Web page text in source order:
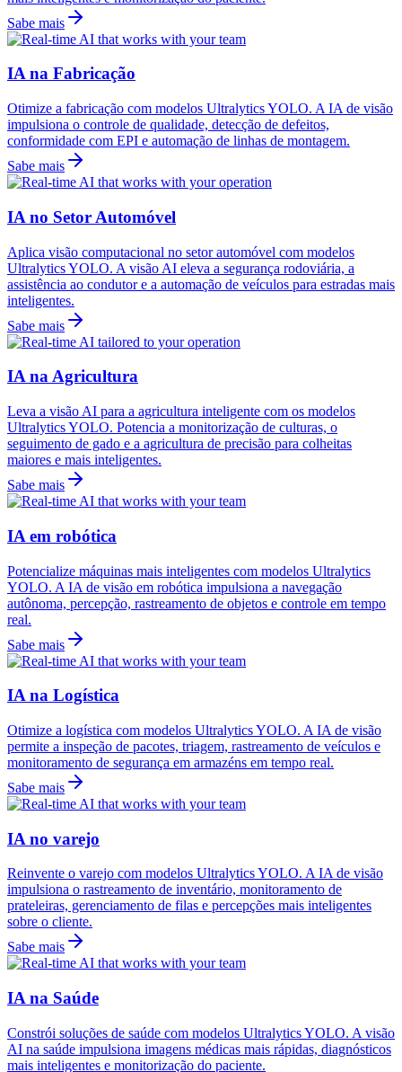
Sabe mais
IA na Fabricação
Otimize a fabricação com modelos Ultralytics YOLO. A IA de visão
impulsiona o controle de qualidade, detecção de defeitos,
conformidade com EPI e automação de linhas de montagem.
Sabe mais
IA no Setor Automóvel
Aplica visão computacional no setor automóvel com modelos
Ultralytics YOLO. A visão AI eleva a segurança rodoviária, a
assistência ao condutor e a automação de veículos para estradas mais
inteligentes.
Sabe mais
IA na Agricultura
Leva a visão AI para a agricultura inteligente com os modelos
Ultralytics YOLO. Potencia a monitorização de culturas, o
seguimento de gado e a agricultura de precisão para colheitas
maiores e mais inteligentes.
Sabe mais
IA em robótica
Potencialize máquinas mais inteligentes com modelos Ultralytics
YOLO. A IA de visão em robótica impulsiona a navegação
autônoma, percepção, rastreamento de objetos e controle em tempo
real.
Sabe mais
IA na Logística
Otimize a logística com modelos Ultralytics YOLO. A IA de visão
permite a inspeção de pacotes, triagem, rastreamento de veículos e
monitoramento de segurança em armazéns em tempo real.
Sabe mais
IA no varejo
Reinvente o varejo com modelos Ultralytics YOLO. A IA de visão
impulsiona o rastreamento de inventário, monitoramento de
prateleiras, gerenciamento de filas e percepções mais inteligentes
sobre o cliente.
Sabe mais
IA na Saúde
Constrói soluções de saúde com modelos Ultralytics YOLO. A visão
AI na saúde impulsiona imagens médicas mais rápidas, diagnósticos
mais inteligentes e monitorização do paciente.